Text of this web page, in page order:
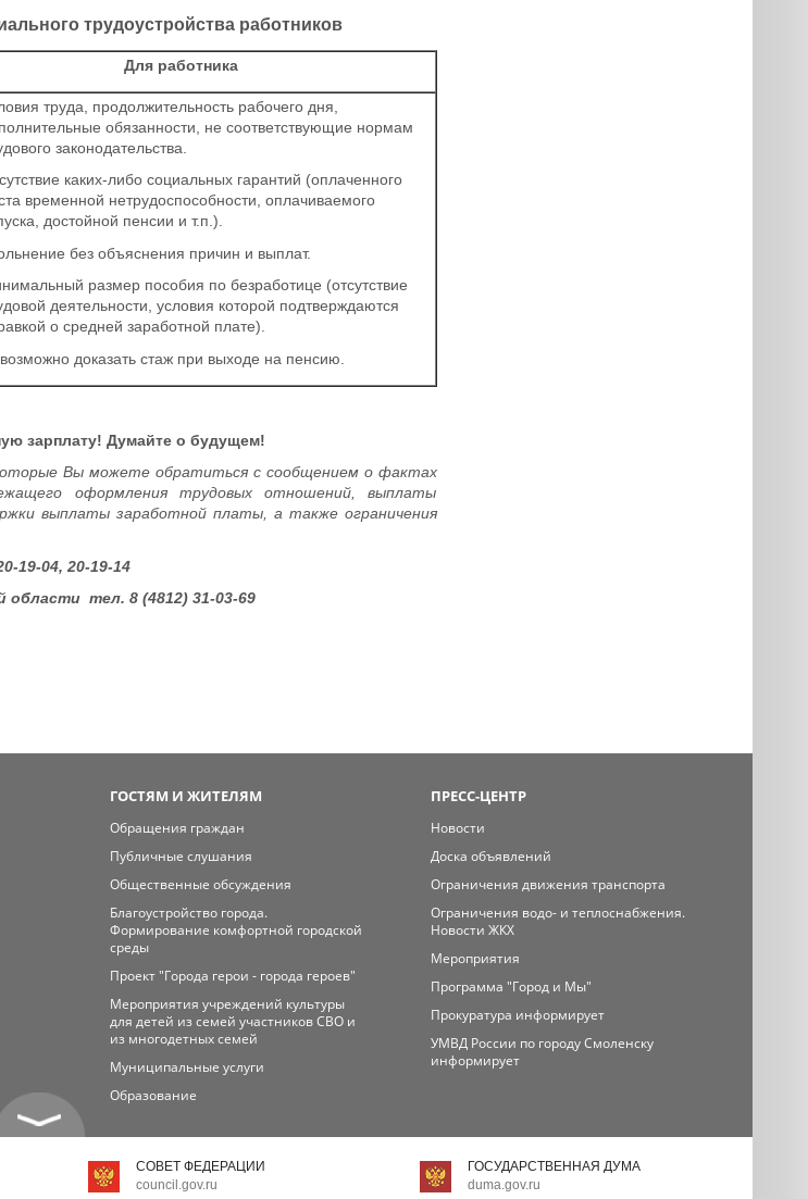
трудоустройства работников
Для работника
труда, продолжительность рабочего дня,
обязанности, не соответствующие нормам
законодательства.
каких-либо социальных гарантий (оплаченного
временной нетрудоспособности, оплачиваемого
достойной пенсии и т.п.).
без объяснения причин и выплат.
размер пособия по безработице (отсутствие
деятельности, условия которой подтверждаются
о средней заработной плате).
доказать стаж при выходе на пенсию.
зарплату! Думайте о будущем!
Вы можете обратиться с сообщением о фактах
оформления трудовых отношений, выплаты
выплаты заработной платы, а также ограничения
19-04, 20-19-14
области тел. 8 (4812) 31-03-69
ГОСТЯМ И ЖИТЕЛЯМ
Обращения граждан
Публичные слушания
Общественные обсуждения
Благоустройство города.
Формирование комфортной городской
среды
Проект "Города герои - города героев"
Мероприятия учреждений культуры
для детей из семей участников СВО и
из многодетных семей
Муниципальные услуги
Образование
ПРЕСС-ЦЕНТР
Новости
Доска объявлений
Ограничения движения транспорта
Ограничения водо- и теплоснабжения.
Новости ЖКХ
Мероприятия
Программа "Город и Мы"
Прокуратура информирует
УМВД России по городу Смоленску
информирует
СОВЕТ ФЕДЕРАЦИИ
council.gov.ru
ГОСУДАРСТВЕННАЯ ДУМА
duma.gov.ru